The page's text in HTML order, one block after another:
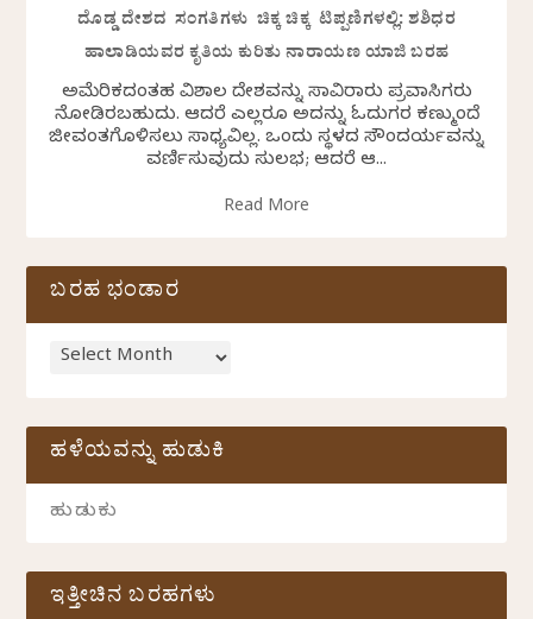
ದೊಡ್ಡ ದೇಶದ ಸಂಗತಿಗಳು ಚಿಕ್ಕ ಚಿಕ್ಕ ಟಿಪ್ಪಣಿಗಳಲ್ಲಿ: ಶಶಿಧರ
ಹಾಲಾಡಿಯವರ ಕೃತಿಯ ಕುರಿತು ನಾರಾಯಣ ಯಾಜಿ ಬರಹ
ಅಮೆರಿಕದಂತಹ ವಿಶಾಲ ದೇಶವನ್ನು ಸಾವಿರಾರು ಪ್ರವಾಸಿಗರು
ನೋಡಿರಬಹುದು. ಆದರೆ ಎಲ್ಲರೂ ಅದನ್ನು ಓದುಗರ ಕಣ್ಮುಂದೆ
ಜೀವಂತಗೊಳಿಸಲು ಸಾಧ್ಯವಿಲ್ಲ. ಒಂದು ಸ್ಥಳದ ಸೌಂದರ್ಯವನ್ನು
ವರ್ಣಿಸುವುದು ಸುಲಭ; ಆದರೆ ಆ...
Read More
ಬರಹ ಭಂಡಾರ
ಹಳೆಯವನ್ನು ಹುಡುಕಿ
ಇತ್ತೀಚಿನ ಬರಹಗಳು